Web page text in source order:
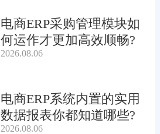
电商ERP采购管理模块如
何运作才更加高效顺畅?
2026.08.06
电商ERP系统内置的实用
数据报表你都知道哪些?
2026.08.06